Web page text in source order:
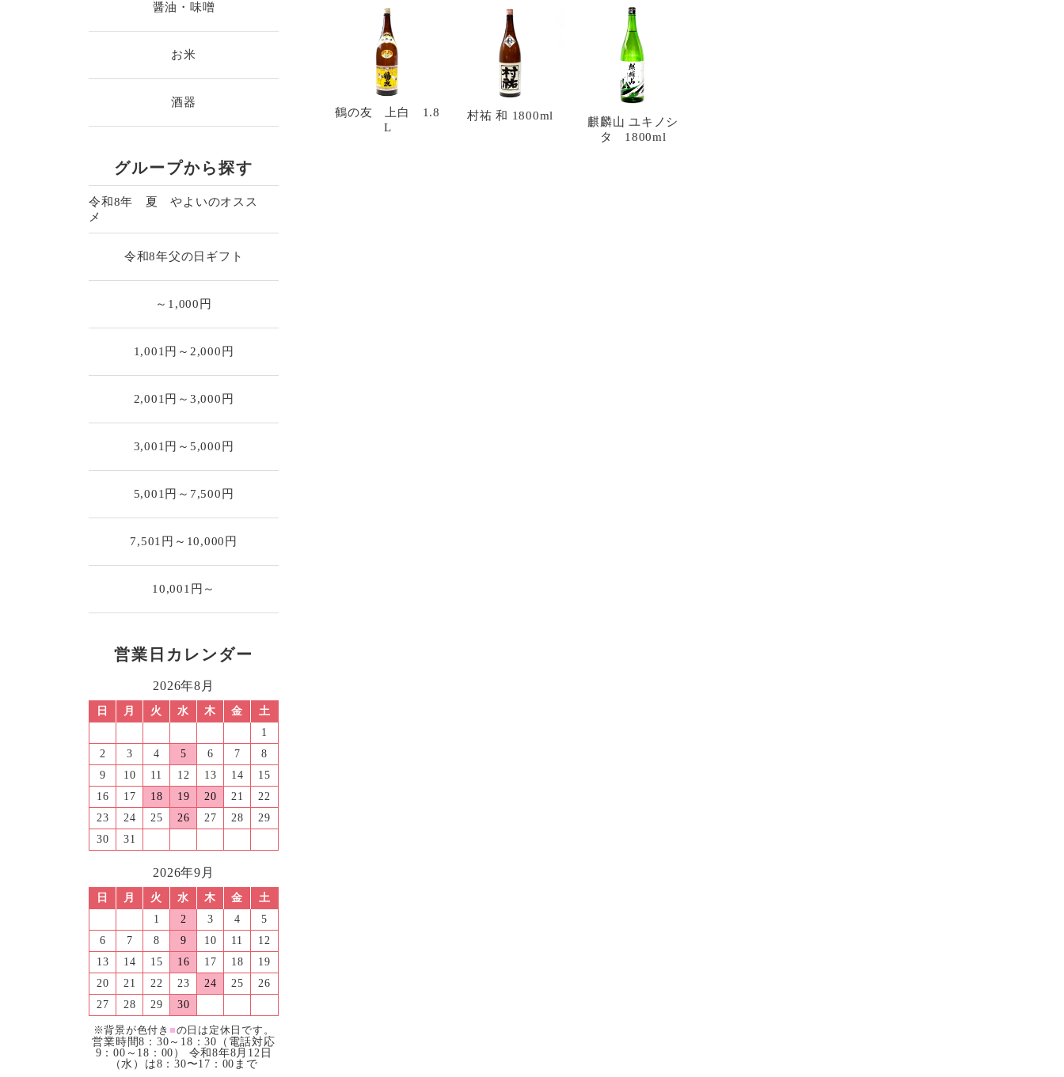
鶴の友 上白 1.8
L
村祐 和 1800ml
麒麟山 ユキノシ
タ 1800ml
醤油・味噌
お米
酒器
グループから探す
令和8年 夏 やよいのオスス
メ
令和8年父の日ギフト
～1,000円
1,001円～2,000円
2,001円～3,000円
3,001円～5,000円
5,001円～7,500円
7,501円～10,000円
10,001円～
営業日カレンダー
2026年8月
日 月 火 水 木 金
土
1
2
3 4 5 6 7
8
9
10 11 12 13 14
15
16
17 18 19 20 21
22
23
24 25 26 27 28
29
30
31
2026年9月
日 月 火 水 木 金
土
1
2 3 4
5
6
7 8 9 10 11
12
13
14 15 16 17 18
19
20
21 22 23 24 25
26
27
28 29 30
※背景が色付き ■の日は定休日です。
営業時間8：30～18：30（電話対応
9：00～18：00） 令和8年8月12日
（水）は8：30〜17：00まで